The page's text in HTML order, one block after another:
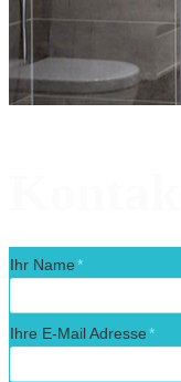
Ihr Name
Ihre E-Mail Adresse